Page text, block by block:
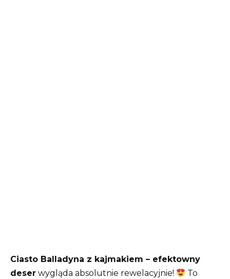
Ciasto Balladyna z kajmakiem – efektowny
deser wygląda absolutnie rewelacyjnie!
To